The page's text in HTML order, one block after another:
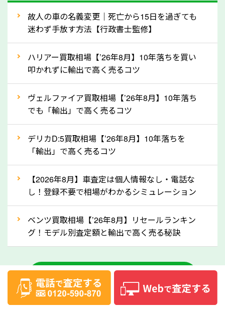
車検の満了日
内装や外装の状態
定を行い高価買取価格をつけやすくなります。
ってきます！
自動車税の還付金は、先に年払いしていた自動車税が
月割りで返還されるものです。ですから、自動車税の
還付金は早めに売却するほど多く還付されます。不要
な車は早めに廃車手続きをしたほうが良いでしょう。
③自動車税の還付金の扱いについて確認し
ましょう！
車を廃車にすると、自動車税の還付金を受け取ること
ができる場合があります。廃車買取業者の中には、還
付金をお客様に返還しない業者もあります。廃車査定
をする際には、自動車税の還付金の返還があるかどう
かを確認するようにしてください。大阪府のソコカラ
では、自動車税の還付金をお客様に返還しております
故人の車の名義変更｜死亡から15日を過ぎても
迷わず手放す方法【行政書士監修】
ハリアー買取相場【’26年8月】10年落ちを買い
叩かれずに輸出で高く売るコツ
ヴェルファイア買取相場【’26年8月】10年落ち
でも「輸出」で高く売るコツ
デリカD:5買取相場【’26年8月】10年落ちを
「輸出」で高く売るコツ
【2026年8月】車査定は個人情報なし・電話な
し！登録不要で相場がわかるシミュレーション
ベンツ買取相場【’26年8月】リセールランキン
グ！モデル別査定額と輸出で高く売る秘訣
中古車のお役立ちコラム一覧